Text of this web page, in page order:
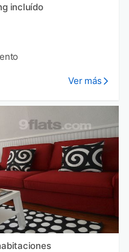
incluído
Ver más